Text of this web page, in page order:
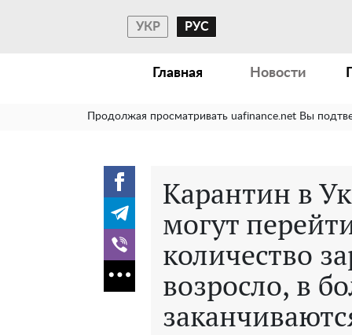
УКР РУС
Главная Новости
Продолжая просматривать uafinance.net Вы
Карантин в
могут
количество
возросло, в